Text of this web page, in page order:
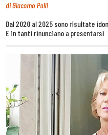
di Giacomo Polli
Dal 2020 al 2025 sono risultate
E in tanti rinunciano a presentarsi